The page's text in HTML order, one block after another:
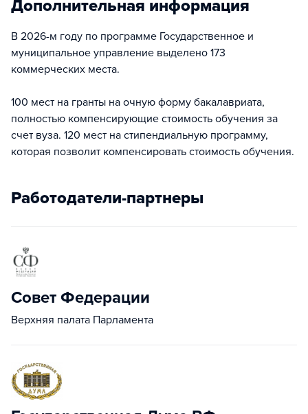
Дополнительная информация
В 2026-м году по программе Государственное и
муниципальное управление выделено 173
коммерческих места.
100 мест на гранты на очную форму бакалавриата,
полностью компенсирующие стоимость обучения за
счет вуза. 120 мест на стипендиальную программу,
которая позволит компенсировать стоимость обучения.
Работодатели-партнеры
Совет Федерации
Верхняя палата Парламента